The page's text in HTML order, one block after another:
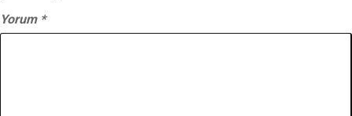
Yorum *